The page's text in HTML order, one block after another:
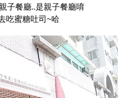
子餐廳..是親子餐廳唷
吃蜜糖吐司~哈